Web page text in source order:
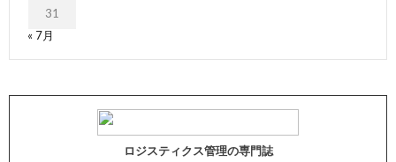
31
« 7月
ロジスティクス管理の専門誌